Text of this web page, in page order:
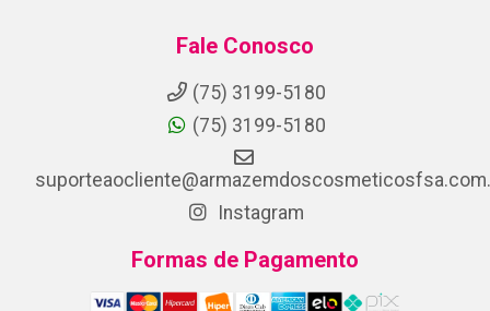
Fale Conosco
(75) 3199-5180
(75) 3199-5180
Instagram
Formas de Pagamento